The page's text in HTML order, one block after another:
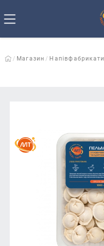
Магазин Напівфабрикати